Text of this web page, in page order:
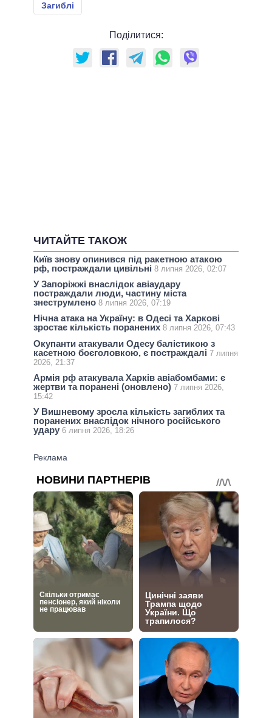
Загиблі
Поділитися:
ЧИТАЙТЕ ТАКОЖ
Київ знову опинився під ракетною атакою
рф, постраждали цивільні 8 липня 2026, 02:07
У Запоріжжі внаслідок авіаудару
постраждали люди, частину міста
знеструмлено 8 липня 2026, 07:19
Нічна атака на Україну: в Одесі та Харкові
зростає кількість поранених 8 липня 2026, 07:43
Окупанти атакували Одесу балістикою з
касетною боєголовкою, є постраждалі 7 липня
2026, 21:37
Армія рф атакувала Харків авіабомбами: є
жертви та поранені (оновлено) 7 липня 2026,
15:42
У Вишневому зросла кількість загиблих та
поранених внаслідок нічного російського
удару 6 липня 2026, 18:26